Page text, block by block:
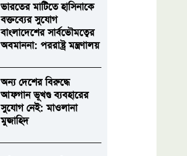
ভারতের মাটিতে হাসিনাকে
বক্তব্যের সুযোগ
বাংলাদেশের সার্বভৌমত্বের
অবমাননা: পররাষ্ট্র মন্ত্রণালয়
অন্য দেশের বিরুদ্ধে
আফগান ভূখণ্ড ব্যবহারের
সুযোগ নেই: মাওলানা
মুজাহিদ